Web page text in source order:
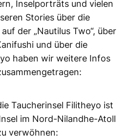
Inselporträts und vielen
Stories über die
der „Nautilus Two“, über
und über die
haben wir weitere Infos
Taucherinsel Filitheyo ist
im Nord-Nilandhe-Atoll
verwöhnen: